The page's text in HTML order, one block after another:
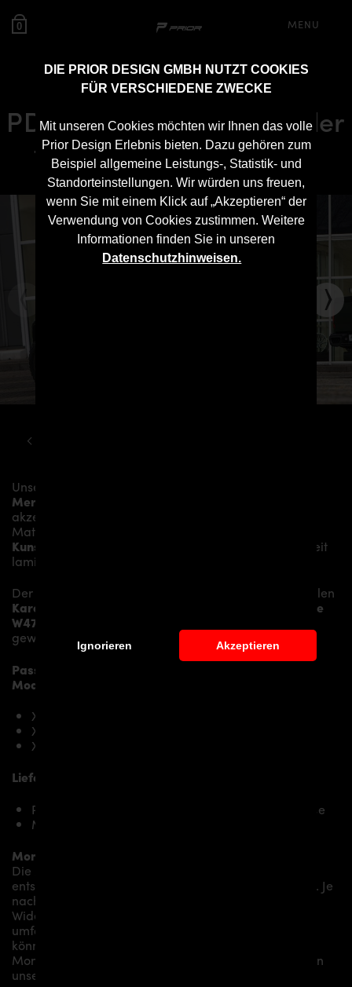
DIE PRIOR DESIGN GMBH NUTZT COOKIES
FÜR VERSCHIEDENE ZWECKE
Mit unseren Cookies möchten wir Ihnen das volle
Prior Design Erlebnis bieten. Dazu gehören zum
Beispiel allgemeine Leistungs-, Statistik- und
Standorteinstellungen. Wir würden uns freuen,
wenn Sie mit einem Klick auf „Akzeptieren“ der
Verwendung von Cookies zustimmen. Weitere
Informationen finden Sie in unseren
Datenschutzhinweisen.
Ignorieren Akzeptieren
0 MENU
PD500 Heckklappenspoiler
für Mercedes X-Klasse
Unser
Mercedes X-Klasse W470
akzentuiert die sportliche Linie des Fahrzeugs. Das
Material besteht aus einem
Kunststoffverbund
und wird aufwändig in Handarbeit
laminiert und anschließend bearbeitet.
Der
sitzt auf den originalen
Karosserieteilen
Mercedes X-Klasse
W470
gewissen Hauch von Rennsport-Flair.
Passend bei folgenden Mercedes X-Klasse W470
Modellen:
X-Klasse W470 220d
X-Klasse W470 250d
X-Klasse W470 350d
Lieferumfang, Ausführung:
PD500 Heckklappenspoiler für Mercedes X-Klasse
Montagematerial (auf spezielle Anfrage)
Montage:
Die Montage empfehlen wir grundsätzlich durch
entsprechendes Fachpersonal durchführen zu lassen. Je
nach Aerodynamikpaket/
Widebodykit können kleine bis hin zu sehr
umfangreichen Montagearbeiten anfallen. Gerne
können wir Ihnen je nach Region eine professionelle
Montage in unserem Haus anbieten oder Sie an einen
unserer Vertriebs- und Montagepartner vermitteln.